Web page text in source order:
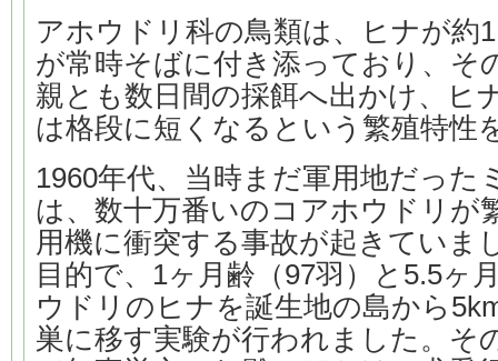
アホウドリ科の鳥類は、ヒナが約
が常時そばに付き添っており、そ
親とも数日間の採餌へ出かけ、ヒ
は格段に短くなるという繁殖特性
1960年代、当時まだ軍用地だった
は、数十万番いのコアホウドリが
用機に衝突する事故が起きていま
目的で、1ヶ月齢（97羽）と5.5ヶ
ウドリのヒナを誕生地の島から
巣に移す実験が行われました。そ